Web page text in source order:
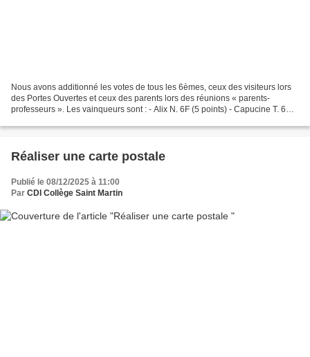
Nous avons additionné les votes de tous les 6èmes, ceux des visiteurs lors
des Portes Ouvertes et ceux des parents lors des réunions « parents-
professeurs ». Les vainqueurs sont : - Alix N. 6F (5 points) - Capucine T. 6B
Réaliser une carte postale
Publié le 08/12/2025 à 11:00
Par CDI Collège Saint Martin